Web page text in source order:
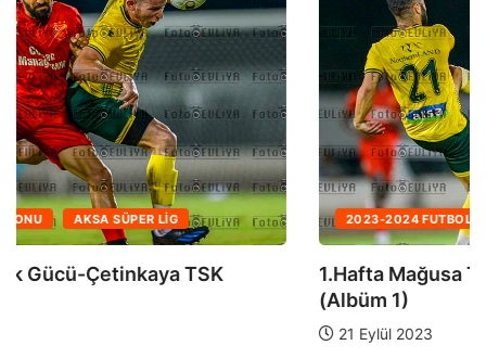
2023-2024 FUTBOL SEZONU AKSA SÜPER LIG
1.Hafta Mağusa Türk Gücü-Çetinkaya TSK